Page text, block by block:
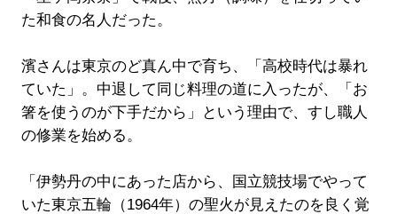
た和食の名人だった。
濱さんは東京のど真ん中で育ち、「高校時代は暴れ
ていた」。中退して同じ料理の道に入ったが、「お
箸を使うのが下手だから」という理由で、すし職人
の修業を始める。
「伊勢丹の中にあった店から、国立競技場でやって
いた東京五輪（1964年）の聖火が見えたのを良く覚